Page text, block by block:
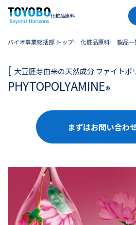
化粧品原料
バイオ事業総括部 トップ 化粧品原料 製品一
大豆胚芽由来の天然成分 ファイトポ
PHYTOPOLYAMINE®
まずはお問い合わ